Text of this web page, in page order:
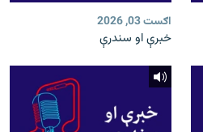
اګست 03, 2026
خبرې او سندرې